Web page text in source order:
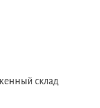
склад